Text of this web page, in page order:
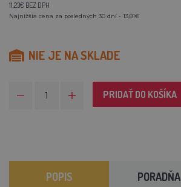
11,23€ BEZ DPH
Najnižšia cena za posledných 30 dní - 13,81€
NIE JE NA SKLADE
PRIDAŤ DO KOŠÍKA
POPIS PORADŇA